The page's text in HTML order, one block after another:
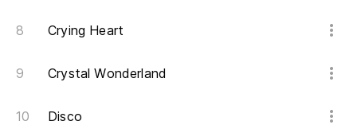
Crying Heart
Crystal Wonderland
Disco